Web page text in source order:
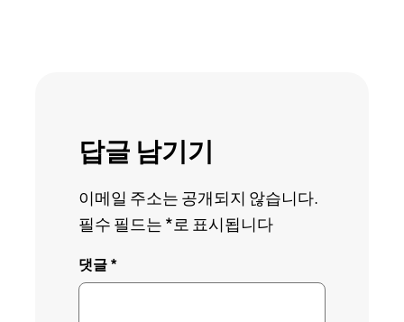
답글 남기기
이메일 주소는 공개되지 않습니다.
필수 필드는 *로 표시됩니다
댓글*